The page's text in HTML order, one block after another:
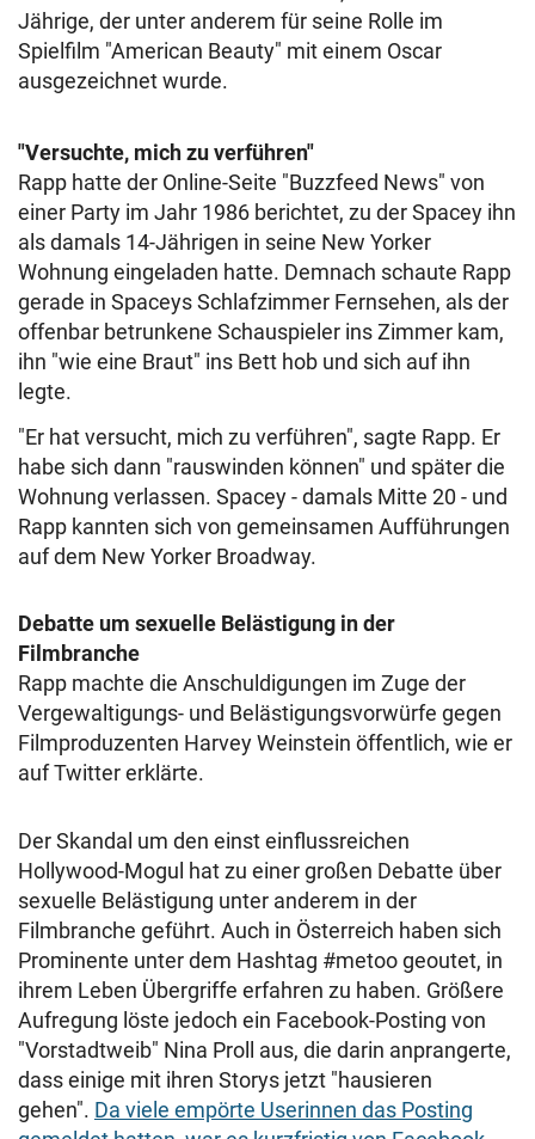
Jährige, der unter anderem für seine Rolle im
Spielfilm "American Beauty" mit einem Oscar
ausgezeichnet wurde.
"Versuchte, mich zu verführen"
Rapp hatte der Online-Seite "Buzzfeed News" von
einer Party im Jahr 1986 berichtet, zu der Spacey ihn
als damals 14-Jährigen in seine New Yorker
Wohnung eingeladen hatte. Demnach schaute Rapp
gerade in Spaceys Schlafzimmer Fernsehen, als der
offenbar betrunkene Schauspieler ins Zimmer kam,
ihn "wie eine Braut" ins Bett hob und sich auf ihn
legte.
"Er hat versucht, mich zu verführen", sagte Rapp. Er
habe sich dann "rauswinden können" und später die
Wohnung verlassen. Spacey - damals Mitte 20 - und
Rapp kannten sich von gemeinsamen Aufführungen
auf dem New Yorker Broadway.
Debatte um sexuelle Belästigung in der
Filmbranche
Rapp machte die Anschuldigungen im Zuge der
Vergewaltigungs- und Belästigungsvorwürfe gegen
Filmproduzenten Harvey Weinstein öffentlich, wie er
auf Twitter erklärte.
Der Skandal um den einst einflussreichen
Hollywood-Mogul hat zu einer großen Debatte über
sexuelle Belästigung unter anderem in der
Filmbranche geführt. Auch in Österreich haben sich
Prominente unter dem Hashtag #metoo geoutet, in
ihrem Leben Übergriffe erfahren zu haben. Größere
Aufregung löste jedoch ein Facebook-Posting von
"Vorstadtweib" Nina Proll aus, die darin anprangerte,
dass einige mit ihren Storys jetzt "hausieren
gehen". Da viele empörte Userinnen das Posting